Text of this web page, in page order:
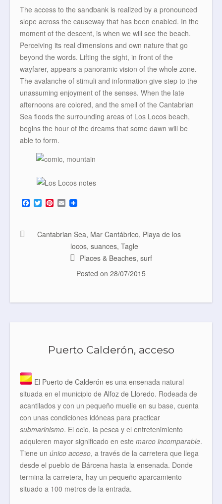
The access to the sandbank is realized by a pronounced
slope across the causeway that has been enabled. In the
moment of the descent, is when we will see the beach.
Perceiving its real dimensions and own nature that go
beyond the words. Lifting the sight, in front of the
wayfarer, appears a panoramic vision of the whole zone.
The avalanche of stimuli and information give step to the
unassuming enjoyment of the senses. When the late
afternoons are colored, and the smell of the Cantabrian
Sea floods the surrounding areas of Los Locos beach,
begins the hour of the dreams that some dawn will be
able to form.
F
a
T
w
t
P
e
E
m
l
Cantabrian Sea, Mar Cantábrico, Playa de los
locos, suances, Tagle
Places & Beaches, surf
Posted on 28/07/2015
Puerto Calderón, acceso
El Puerto de Calderón es una ensenada natural
situada en el municipio de Alfoz de Lloredo. Rodeada de
acantilados y con un pequeño muelle en su base, cuenta
con unas condiciones idóneas para practicar
submarinismo. El ocio, la pesca y el entretenimiento
adquieren mayor significado en este marco incomparable.
Tiene un único acceso, a través de la carretera que llega
desde el pueblo de Bárcena hasta la ensenada. Donde
termina la carretera, hay un pequeño aparcamiento
situado a 100 metros de la entrada.